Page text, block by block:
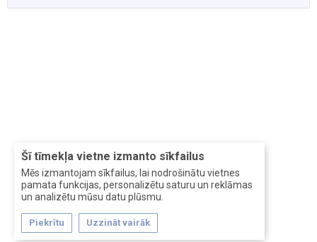
Šī tīmekļa vietne izmanto sīkfailus
Mēs izmantojam sīkfailus, lai nodrošinātu vietnes
pamata funkcijas, personalizētu saturu un reklāmas
un analizētu mūsu datu plūsmu.
Piekrītu Uzzināt vairāk